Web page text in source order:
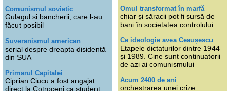
Comunismul sovietic
Gulagul și bancherii, care l-au
făcut posibil
Suveranismul american
serial despre dreapta disidentă
din SUA
Primarul Capitalei
Ciprian Ciucu a fost angajat
direct la Cotroceni ca student
Omul transformat în marfă
chiar și săracii pot fi sursă de
bani în societatea controlului
Ce ideologie avea Ceaușescu
Etapele dictaturilor dintre 1944
și 1989. Cine sunt continuatorii
de azi ai comunismului
Acum 2400 de ani
orchestrarea unei crize